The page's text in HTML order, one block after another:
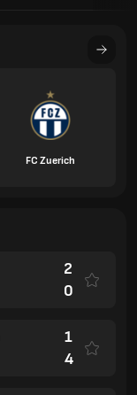
FC Zuerich
2
0
1
4